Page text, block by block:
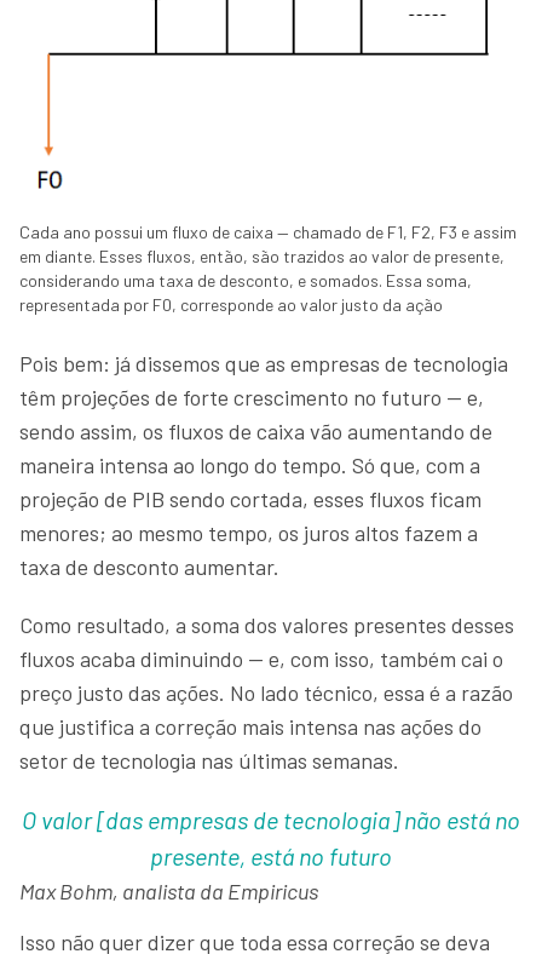
Cada ano possui um fluxo de caixa — chamado de F1, F2, F3 e assim
em diante. Esses fluxos, então, são trazidos ao valor de presente,
considerando uma taxa de desconto, e somados. Essa soma,
representada por F0, corresponde ao valor justo da ação
Pois bem: já dissemos que as empresas de tecnologia
têm projeções de forte crescimento no futuro — e,
sendo assim, os fluxos de caixa vão aumentando de
maneira intensa ao longo do tempo. Só que, com a
projeção de PIB sendo cortada, esses fluxos ficam
menores; ao mesmo tempo, os juros altos fazem a
taxa de desconto aumentar.
Como resultado, a soma dos valores presentes desses
fluxos acaba diminuindo — e, com isso, também cai o
preço justo das ações. No lado técnico, essa é a razão
que justifica a correção mais intensa nas ações do
setor de tecnologia nas últimas semanas.
O valor [das empresas de tecnologia] não está no
presente, está no futuro
Max Bohm, analista da Empiricus
Isso não quer dizer que toda essa correção se deva